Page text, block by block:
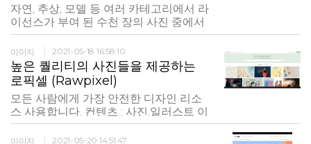
자연, 추상, 모델 등 여러 카테고리에서 라
이선스가 부여 된 수천 장의 사진 중에서
선택하세요. 모든 사진은 개인 및 상업용
으로 무료입니다. 귀속이 필요하지 않습
니다. 프로젝트를위한 다양한 형식의 수
천 개의 벡터 파일로 창의력을 발휘하십
시오. 모든 파일은 개인 및 상업적 용도로
사용할 수 있
이미지 2021-05-18 16:58:10
높은 퀄리티의 사진들을 제공하는
로픽셀 (Rawpixel)
모든 사람에게 가장 안전한 디자인 리소
스 사용합니다. 컨텐츠 : 사진,일러스트 이
미지 : 3천장 이상 회원가입 : 0(필수) 라이
선스 : CC0 / 출처표기 : X/ 상업용도 : 0
이미지 2021-05-20 14:51:47